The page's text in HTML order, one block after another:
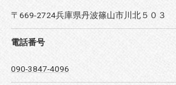
〒669-2724兵庫県丹波篠山市川北５０３
電話番号
090-3847-4096